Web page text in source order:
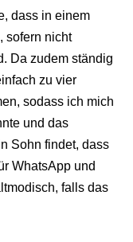
dass in einem
sofern nicht
Da zudem ständig
zu vier
sodass ich mich
und das
Sohn findet, dass
WhatsApp und
falls das